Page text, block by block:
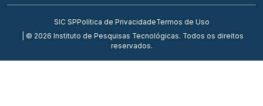
SIC SP Política de PrivacidadeTermos de Uso
| © 2026 Instituto de Pesquisas Tecnológicas. Todos os direitos
reservados.